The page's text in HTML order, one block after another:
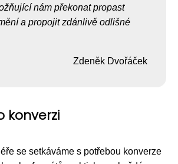
nám překonat propast
a propojit zdánlivě odlišné
Zdeněk Dvořáček
konverzi
se setkáváme s potřebou konverze